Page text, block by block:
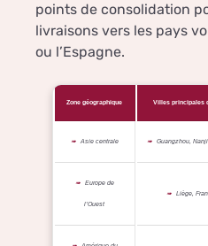
points de consolidation
livraisons vers les pays
ou l’Espagne.
Zone géographique Villes principales
Asie centrale Guangzhou,
Europe de
l’Ouest
Liège,